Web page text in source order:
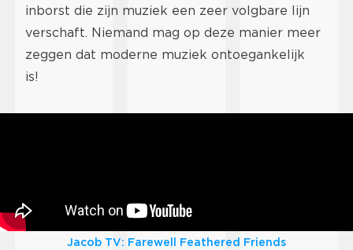
inborst die zijn muziek een zeer volgbare lijn
verschaft. Niemand mag op deze manier meer
zeggen dat moderne muziek ontoegankelijk
is!
Jacob TV: Farewell Feathered Friends